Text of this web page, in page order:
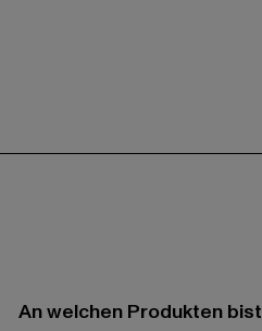
An welchen Produkten